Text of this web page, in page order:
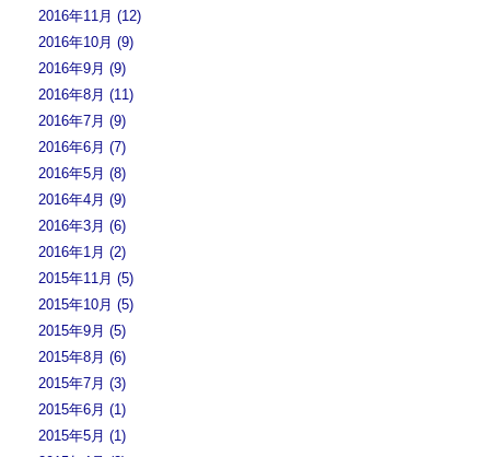
2016年11月 (12)
2016年10月 (9)
2016年9月 (9)
2016年8月 (11)
2016年7月 (9)
2016年6月 (7)
2016年5月 (8)
2016年4月 (9)
2016年3月 (6)
2016年1月 (2)
2015年11月 (5)
2015年10月 (5)
2015年9月 (5)
2015年8月 (6)
2015年7月 (3)
2015年6月 (1)
2015年5月 (1)